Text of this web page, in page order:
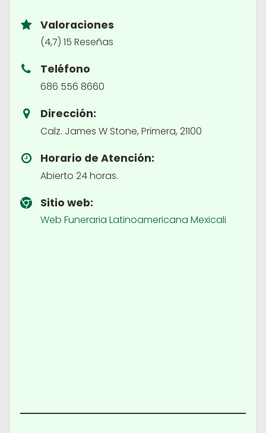
Valoraciones
(4,7) 15 Reseñas
Teléfono
686 556 8660
Dirección:
Calz. James W Stone, Primera, 21100
Horario de Atención:
Abierto 24 horas.
Sitio web:
Web Funeraria Latinoamericana Mexicali